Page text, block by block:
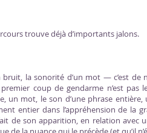
trouve déjà d’importants jalons.
la sonorité d’un mot — c’est de
coup de gendarme n’est pas
un mot, le son d’une phrase entière,
entier dans l’appréhension de la
de son apparition, en relation avec